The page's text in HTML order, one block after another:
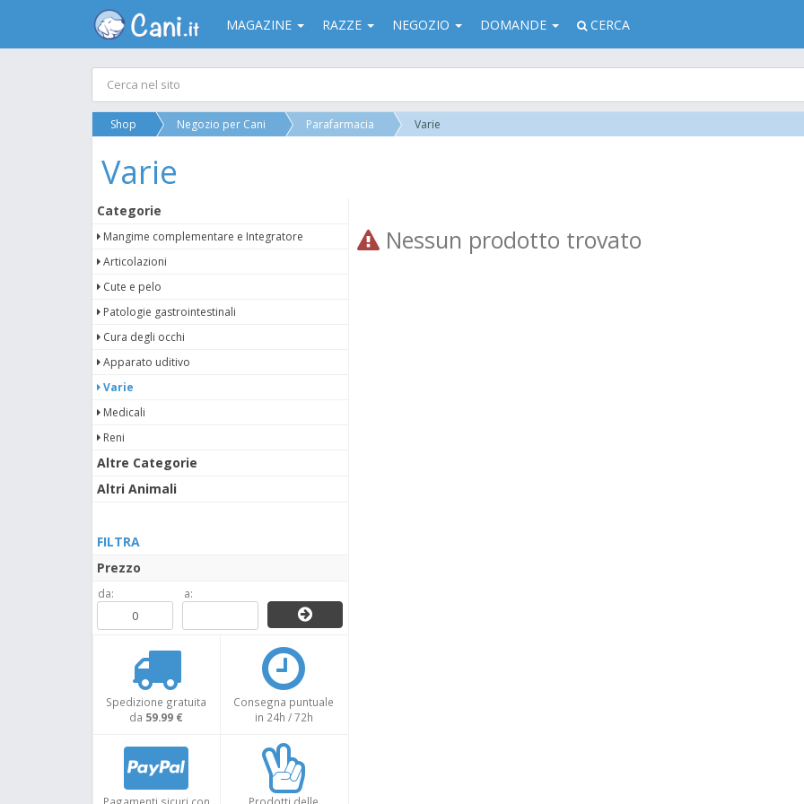
MAGAZINE RAZZE NEGOZIO DOMANDE CERCA
Shop Negozio per Cani Parafarmacia Varie
Varie
Categorie
Mangime complementare e Integratore
Articolazioni
Cute e pelo
Patologie gastrointestinali
Cura degli occhi
Apparato uditivo
Varie
Medicali
Reni
Altre Categorie
Altri Animali
FILTRA
Prezzo
da: a:
Spedizione gratuita
da 59.99 €
Consegna puntuale
in 24h / 72h
Nessun prodotto trovato